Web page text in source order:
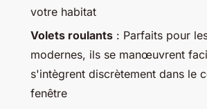
votre habitat
Volets roulants : Parfaits pour
modernes, ils se manœuvrent
s'intègrent discrètement dans le
fenêtre